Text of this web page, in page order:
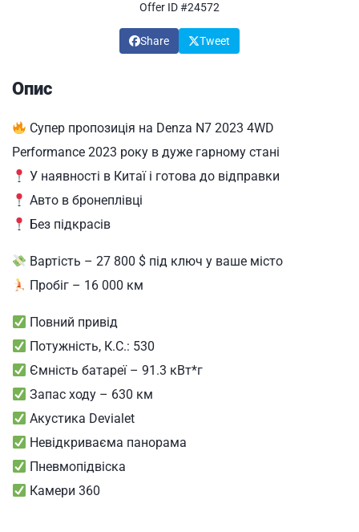
Offer ID #24572
Share Tweet
Опис
Супер пропозиція на Denza N7 2023 4WD
Performance 2023 року в дуже гарному стані
У наявності в Китаї і готова до відправки
Авто в бронеплівці
Без підкрасів
Вартість – 27 800 $ під ключ у ваше місто
Пробіг – 16 000 км
Повний привід
Потужність, К.С.: 530
Ємність батареї – 91.3 кВт*г
Запас ходу – 630 км
Акустика Devialet
Невідкриваєма панорама
Пневмопідвіска
Камери 360